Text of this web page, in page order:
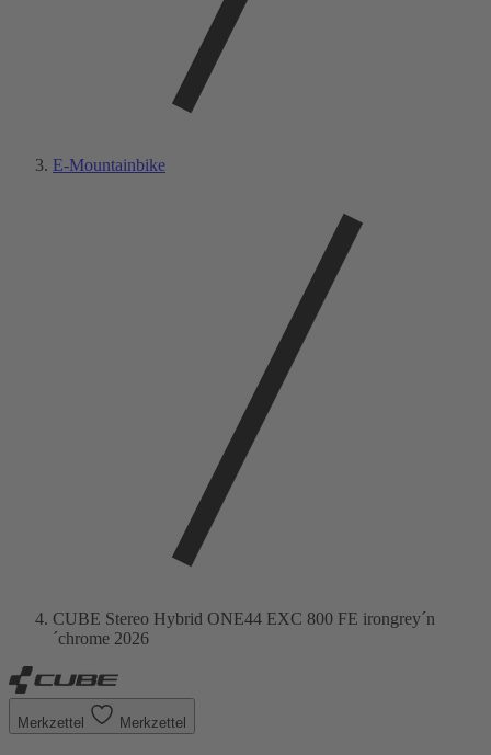
E-Mountainbike
CUBE Stereo Hybrid ONE44 EXC 800 FE irongrey´n
´chrome 2026
Merkzettel Merkzettel